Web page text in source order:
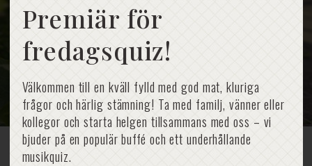
Premiär för
fredagsquiz!
Välkommen till en kväll fylld med god mat, kluriga
frågor och härlig stämning! Ta med familj, vänner eller
kollegor och starta helgen tillsammans med oss – vi
bjuder på en populär buffé och ett underhållande
musikquiz.
Hem » Hotell » Husdjur